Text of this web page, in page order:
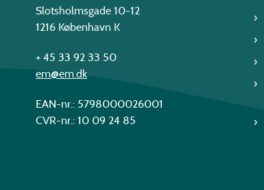
Slotsholmsgade 10-12
1216 København K
+ 45 33 92 33 50
em@em.dk
EAN-nr.: 5798000026001
CVR-nr.: 10 09 24 85